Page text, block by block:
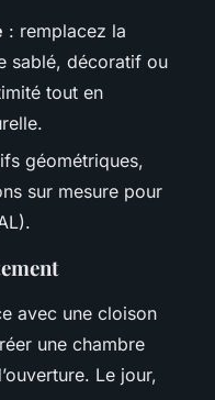
: remplacez la
sablé, décoratif ou
tout en
géométriques,
sur mesure pour
avec une cloison
une chambre
Le jour,